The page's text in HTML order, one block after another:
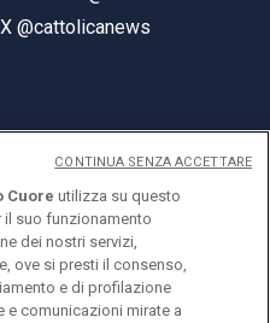
X @cattolicanews
Cuore
Cuore utilizza su questo
suo funzionamento
dei nostri servizi,
ove si presti il consenso,
e di profilazione
e comunicazioni mirate a
CONTINUA SENZA ACCETTARE